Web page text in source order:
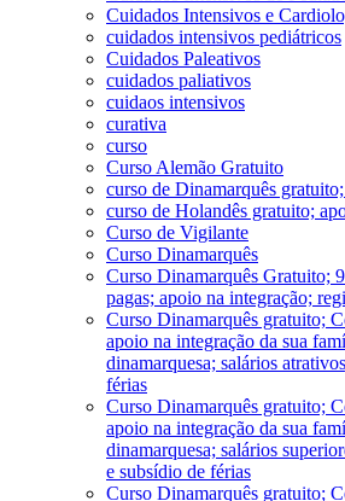
Cuidados Intensivos e
cuidados intensivos pediátricos
Cuidados Paleativos
cuidados paliativos
cuidaos intensivos
curativa
curso
Curso Alemão Gratuito
curso de Dinamarquês
curso de Holandês gratuito;
Curso de Vigilante
Curso Dinamarquês
Curso Dinamarquês Gratuito;
pagas; apoio na integração;
Curso Dinamarquês gratuito;
apoio na integração da sua
dinamarquesa; salários
férias
Curso Dinamarquês gratuito;
apoio na integração da sua
dinamarquesa; salários
e subsídio de férias
Curso Dinamarquês gratuito;